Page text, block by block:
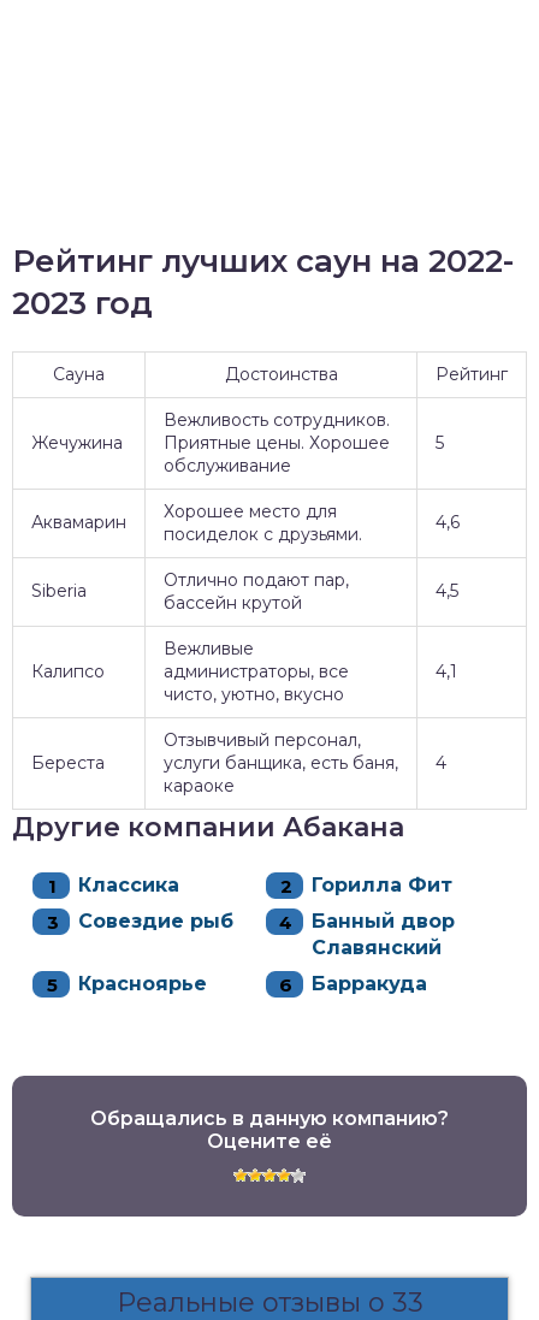
Рейтинг лучших саун на 2022-
2023 год
Сауна Достоинства Рейтинг
Жечужина
Вежливость сотрудников.
Приятные цены. Хорошее
обслуживание
5
Аквамарин
Хорошее место для
посиделок с друзьями.
4,6
Siberia
Отлично подают пар,
бассейн крутой
4,5
Калипсо
Вежливые
администраторы, все
чисто, уютно, вкусно
4,1
Береста
Отзывчивый персонал,
услуги банщика, есть баня,
караоке
4
Другие компании Абакана
Классика
Горилла Фит
Совездие рыб
Банный двор
Славянский
Красноярье
Барракуда
Обращались в данную компанию?
Оцените её
Реальные отзывы о 33